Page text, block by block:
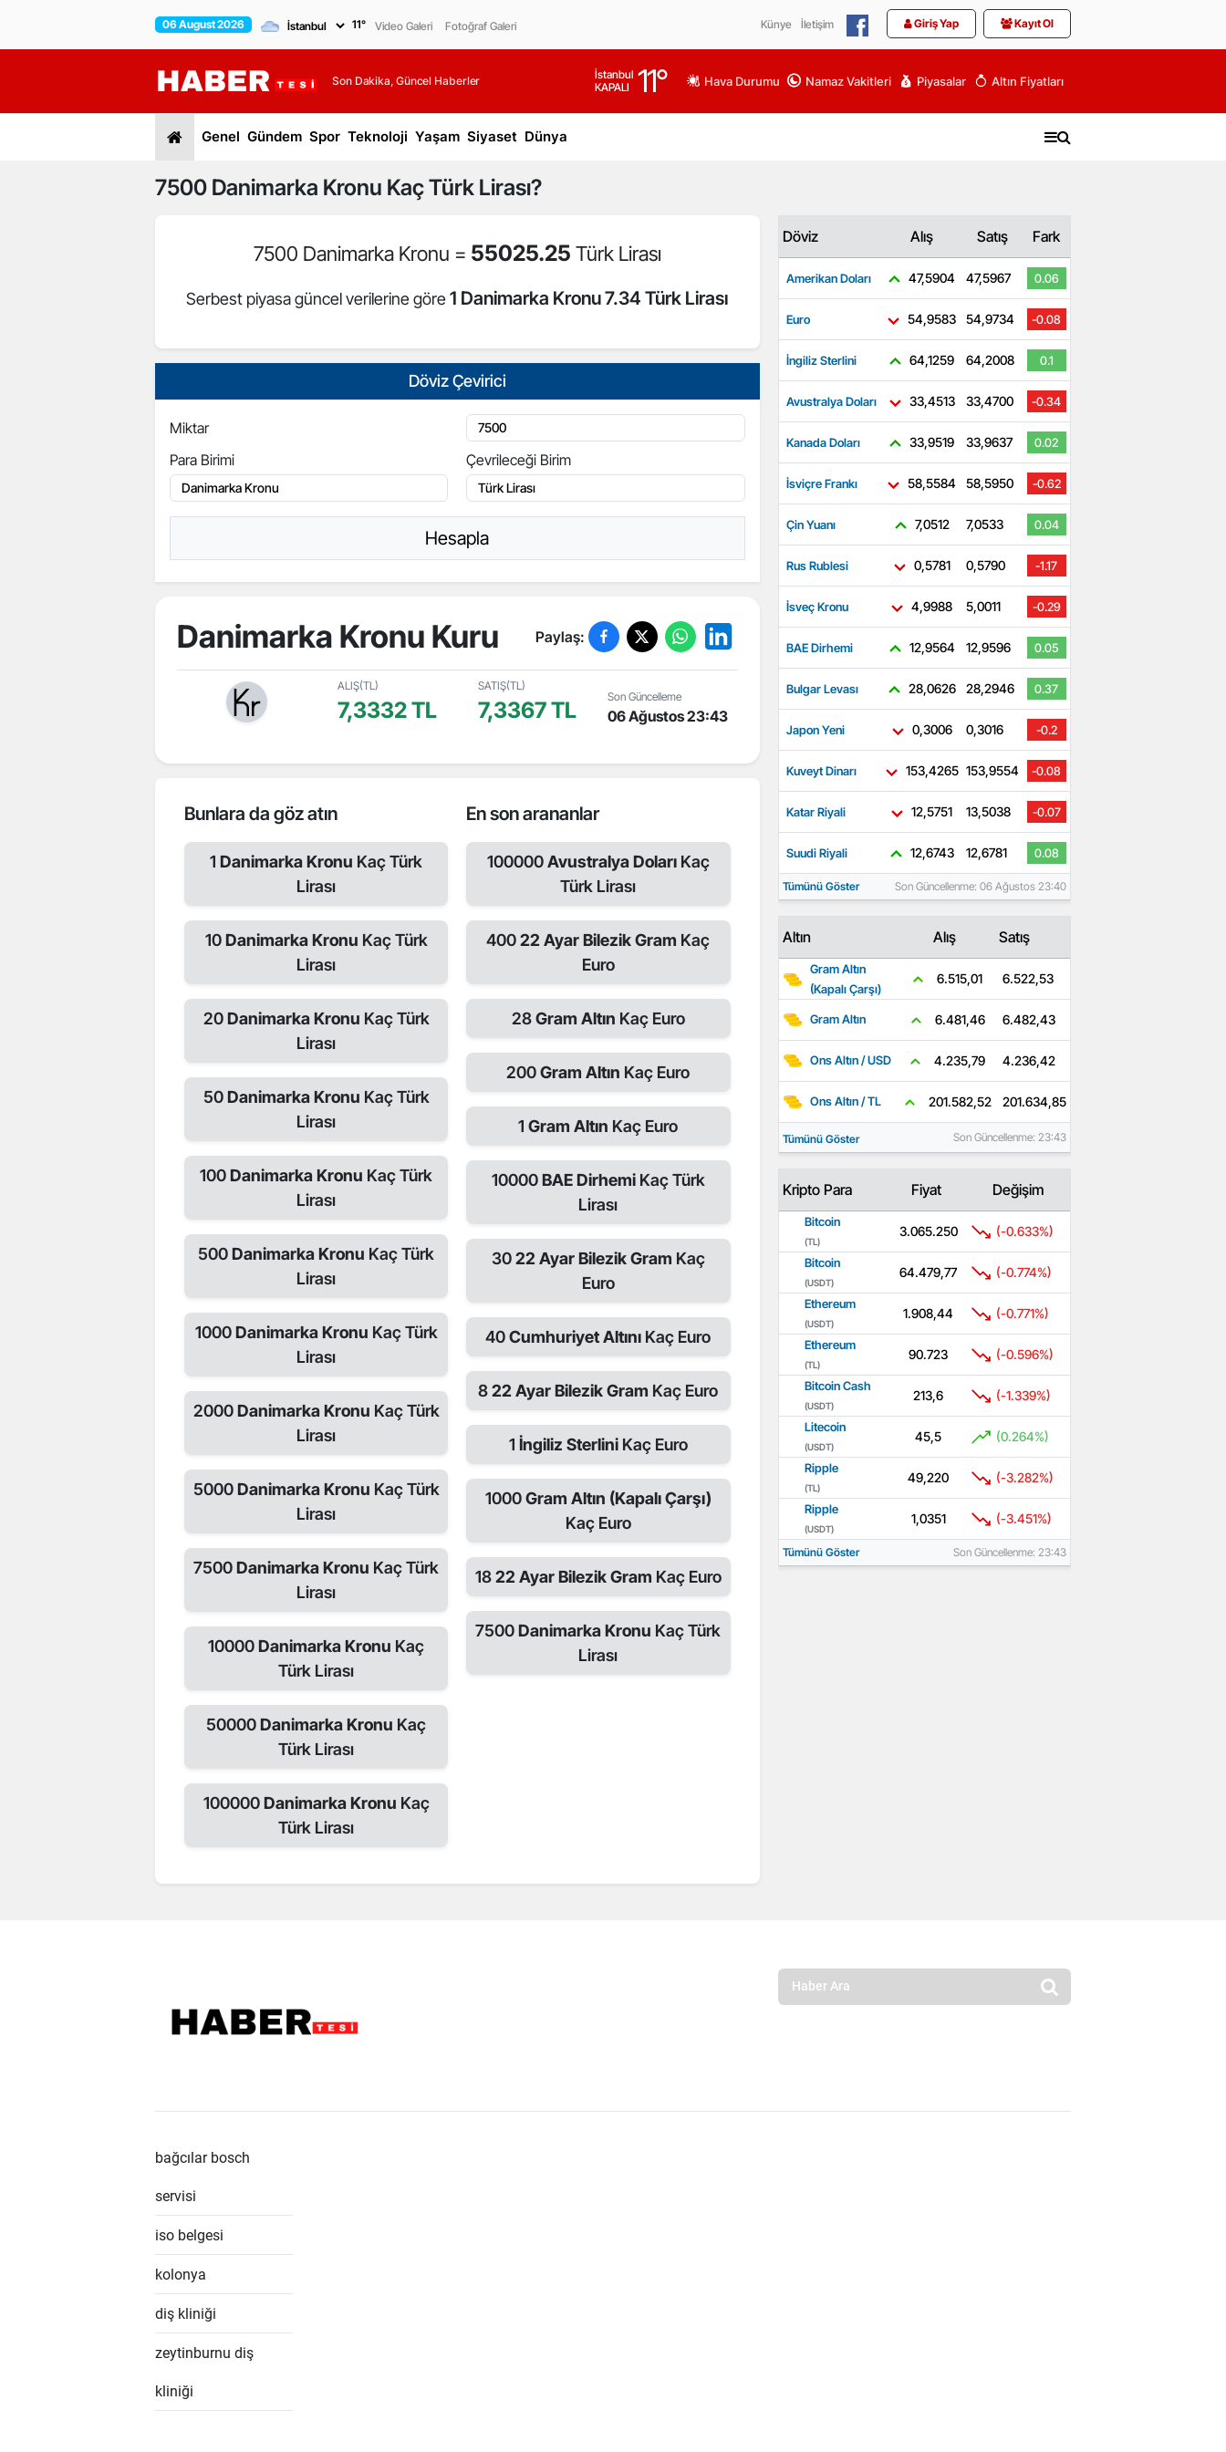
06 August 2026 11° Video Galeri Fotoğraf Galeri Künye İletişim Giriş Yap Kayıt Ol
Son Dakika, Güncel Haberler
İstanbul
KAPALI
11° Hava Durumu Namaz Vakitleri Piyasalar Altın Fiyatları
Genel Gündem Spor Teknoloji Yaşam Siyaset Dünya
7500 Danimarka Kronu Kaç Türk Lirası?
7500 Danimarka Kronu = 55025.25 Türk Lirası
Serbest piyasa güncel verilerine göre1 Danimarka Kronu 7.34 Türk Lirası
Döviz Çevirici
Miktar
Para Birimi
Çevrileceği Birim
Hesapla
Danimarka Kronu Kuru Paylaş:
ALIŞ(TL)
7,3332 TL
SATIŞ(TL)
7,3367 TL
Son Güncelleme
06 Ağustos 23:43
Bunlara da göz atın
1Danimarka Kronu Kaç Türk
Lirası
10Danimarka Kronu Kaç Türk
Lirası
20Danimarka Kronu Kaç Türk
Lirası
50Danimarka Kronu Kaç Türk
Lirası
100Danimarka Kronu Kaç Türk
Lirası
500Danimarka Kronu Kaç Türk
Lirası
1000Danimarka Kronu Kaç Türk
Lirası
2000Danimarka Kronu Kaç Türk
Lirası
5000Danimarka Kronu Kaç Türk
Lirası
7500Danimarka Kronu Kaç Türk
Lirası
10000Danimarka Kronu Kaç
Türk Lirası
50000Danimarka Kronu Kaç
Türk Lirası
100000Danimarka Kronu Kaç
Türk Lirası
En son arananlar
100000Avustralya DolarıKaç
Türk Lirası
40022 Ayar Bilezik Gram Kaç
Euro
28Gram Altın Kaç Euro
200Gram Altın Kaç Euro
1Gram Altın Kaç Euro
10000BAE DirhemiKaç Türk
Lirası
3022 Ayar Bilezik Gram Kaç
Euro
40Cumhuriyet Altını Kaç Euro
822 Ayar Bilezik Gram Kaç Euro
1 İngiliz SterliniKaç Euro
1000Gram Altın (Kapalı Çarşı)
Kaç Euro
1822 Ayar Bilezik Gram Kaç Euro
7500Danimarka Kronu Kaç Türk
Lirası
Döviz Alış Satış Fark
Amerikan Doları 47,5904 47,5967 0.06
Euro 54,9583 54,9734 -0.08
İngiliz Sterlini 64,1259 64,2008 0.1
Avustralya Doları 33,4513 33,4700 -0.34
Kanada Doları 33,9519 33,9637 0.02
İsviçre Frankı 58,5584 58,5950 -0.62
Çin Yuanı 7,0512 7,0533 0.04
Rus Rublesi 0,5781 0,5790 -1.17
İsveç Kronu 4,9988 5,0011 -0.29
BAE Dirhemi 12,9564 12,9596 0.05
Bulgar Levası 28,0626 28,2946 0.37
Japon Yeni 0,3006 0,3016 -0.2
Kuveyt Dinarı 153,4265 153,9554 -0.08
Katar Riyali 12,5751 13,5038 -0.07
Suudi Riyali 12,6743 12,6781 0.08
Tümünü Göster Son Güncellenme: 06 Ağustos 23:40
Altın Alış Satış
Gram Altın
(Kapalı Çarşı)
6.515,01 6.522,53
Gram Altın 6.481,46 6.482,43
Ons Altın / USD 4.235,79 4.236,42
Ons Altın / TL 201.582,52 201.634,85
Tümünü Göster Son Güncellenme: 23:43
Kripto Para Fiyat Değişim
Bitcoin
(TL)
3.065.250 (-0.633%)
Bitcoin
(USDT)
64.479,77 (-0.774%)
Ethereum
(USDT)
1.908,44 (-0.771%)
Ethereum
(TL)
90.723 (-0.596%)
Bitcoin Cash
(USDT)
213,6 (-1.339%)
Litecoin
(USDT)
45,5 (0.264%)
Ripple
(TL)
49,220 (-3.282%)
Ripple
(USDT)
1,0351 (-3.451%)
Tümünü Göster Son Güncellenme: 23:43
bağcılar bosch
servisi
iso belgesi
kolonya
diş kliniği
zeytinburnu diş
kliniği